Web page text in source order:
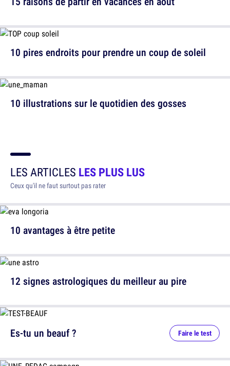
10 pires endroits pour prendre un coup de soleil
10 illustrations sur le quotidien des gosses
LES ARTICLES LES PLUS LUS
Ceux qu'il ne faut surtout pas rater
10 avantages à être petite
12 signes astrologiques du meilleur au pire
Es-tu un beauf ? Faire le test